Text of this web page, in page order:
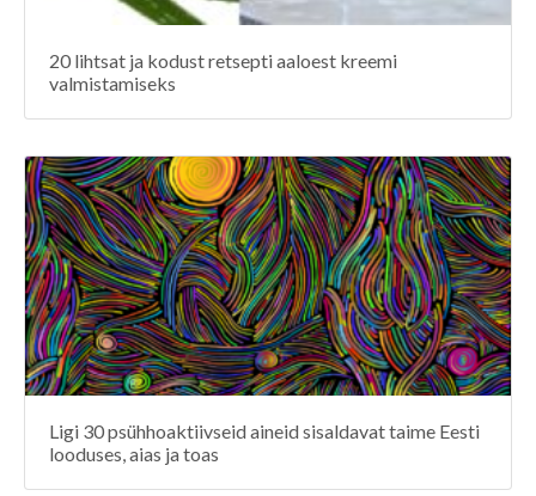
20 lihtsat ja kodust retsepti aaloest kreemi
valmistamiseks
Ligi 30 psühhoaktiivseid aineid sisaldavat taime Eesti
looduses, aias ja toas